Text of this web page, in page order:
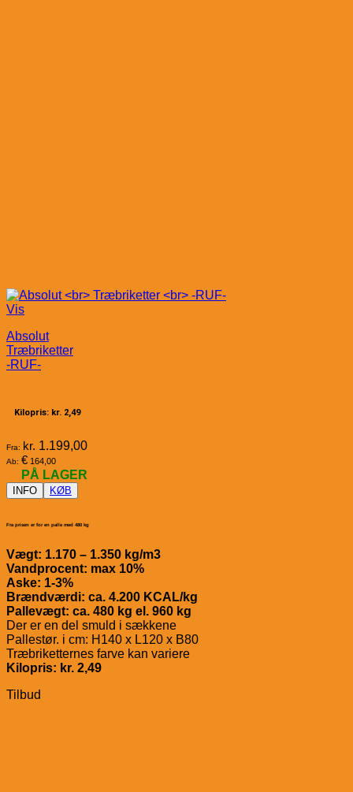
Vis
Absolut
Træbriketter
-RUF-
Kilopris: kr. 2,49
Fra: kr. 1.199,00
Ab: € 164,00
PÅ LAGER
INFO KØB
Fra prisen er for en palle med 480 kg
Vægt: 1.170 – 1.350 kg/m3
Vandprocent: max 10%
Aske: 1-3%
Brændværdi: ca. 4.200 KCAL/kg
Pallevægt: ca. 480 kg el. 960 kg
Der er en del smuld i sækkene
Pallestør. i cm: H140 x L120 x B80
Træbriketternes farve kan variere
Kilopris: kr. 2,49
Tilbud